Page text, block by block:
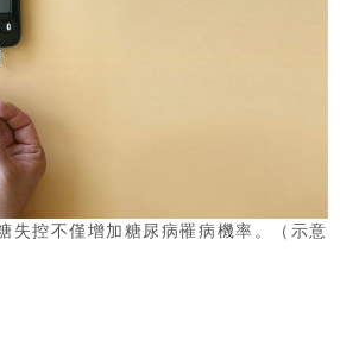
失控不僅增加糖尿病罹病機率。（示意